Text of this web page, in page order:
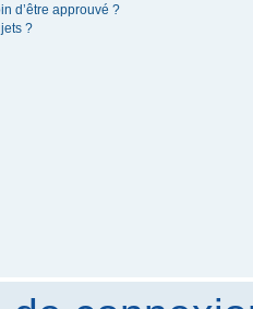
d’être approuvé ?
?